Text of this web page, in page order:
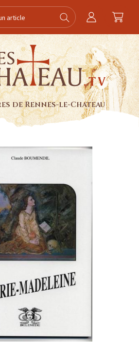
de Rennes-le-Chateau